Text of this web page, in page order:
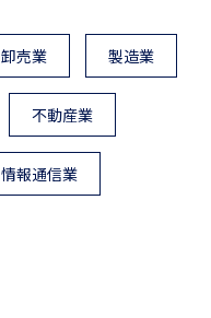
卸売業 製造業
不動産業
情報通信業